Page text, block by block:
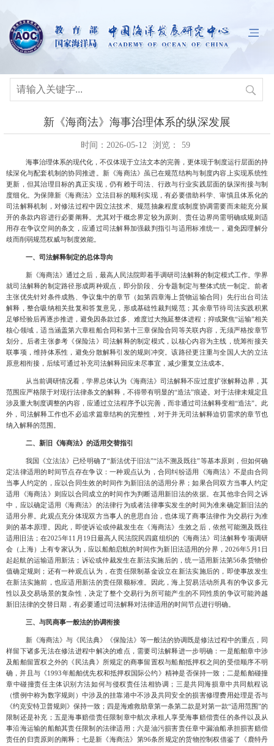
新《海商法》海事治理体系的纵深发展
时间：2026-05-12 浏览： 59
海事治理体系的现代化，不仅体现于立法文本的完善，更体现于制度运行层面的持
续深化与配套机制的协同推进。新《海商法》虽已在规范结构与制度内容上实现系统性
更新，但其治理目标的真正实现，仍有赖于司法、行政与行业实践层面的纵深衔接与制
度细化。为保障新《海商法》立法目标的顺利实现，有必要借助科学、审慎且体系化的
司法解释机制，对修法过程中因立法技术、规范抽象程度或制度协调需要而未能充分展
开的条款内容进行必要阐释。尤其对于概念界定较为原则、责任边界尚需明确或规则适
用存在争议空间的条文，应通过司法解释加强裁判指引与适用标准统一，避免因理解分
歧而削弱规范权威与制度效能。
一、司法解释制定的总体导向
新《海商法》通过之后，最高人民法院即着手调研司法解释的制定模式工作。学界
就司法解释的制定路径形成两种观点，即分阶段、分专题制定与整体式统一制定。前者
主张优先针对条件成熟、争议集中的章节（如第四章海上货物运输合同）先行出台司法
解释，整合吸纳相关批复和答复意见，形成基础性裁判规范；其余章节待司法实践积累
足够经验后再逐步推进，避免因条款过多、难度过大拖延整体进程；抑或聚焦“运输”相关
核心领域，适当涵盖第六章租船合同和第十三章保险合同等关联内容，无须严格按章节
划分。后者主张参考《保险法》司法解释的制定模式，以核心内容为主线，统筹衔接关
联事项，维持体系性，避免分散解释引发的规则冲突。该路径更注重与全国人大的立法
原意相衔接，后续可通过补充司法解释回应未尽事宜，减少重复立法成本。
从当前调研情况看，学界总体认为《海商法》司法解释不应过度扩张解释边界，其
范围应严格限于对现行法律条文的解释，不得带有明显的“造法”痕迹。对于法律未规定且
涉及重大制度调整的内容，应通过立法程序予以完善，而非通过司法解释变相“造法”。此
外，司法解释工作也不必追求篇章结构的完整性，对于并无司法解释迫切需求的章节也
纳入解释的范围。
二、新旧《海商法》的适用交替指引
我国《立法法》已经明确了“新法优于旧法”“法不溯及既往”等基本原则，但如何确
定法律适用的时间节点存在争议：一种观点认为，合同纠纷适用《海商法》不是由合同
当事人约定的，应以合同生效的时间作为新旧法的适用分界；如果合同双方当事人约定
适用《海商法》则应以合同成立的时间作为判断适用新旧法的依据。在其他非合同之诉
中，应以确定适用《海商法》的法律行为或者法律事实发生的时间为准来确定新旧法的
适用分界。此观点充分体现双方当事人的意思自治，也体现了商事法律作为交易行为准
则的基本原理。因此，即使诉讼或仲裁发生在《海商法》生效之后，依然可能溯及既往
适用旧法；在2025年11月19日最高人民法院民四庭组织的《海商法》司法解释专项调研
会（上海）上有专家认为，应以船舶启航的时间作为新旧法适用的分界，2026年5月1日
起起航的运输适用新法；诉讼或仲裁发生在新法实施后的，统一适用新法第56条货物价
值确定规则；还有一种观点认为，在责任限制基金设立在新法实施后的，即使事故发生
在新法实施前，也应适用新法的责任限额标准。因此，海上贸易活动所具有的争议多元
性以及交易场景的复杂性，决定了整个交易行为所可能产生的不同性质的争议可能跨越
新旧法律的交替日期，有必要通过司法解释对法律适用的时间节点进行明确。
三、与民商事一般法的协调衔接
新《海商法》与《民法典》《保险法》等一般法的协调既是修法过程中的重点，同
样留下诸多无法在修法进程中解决的难点，需要司法解释进一步明确：一是船舶章中涉
及船舶留置权之外的《民法典》所规定的商事留置权与船舶抵押权之间的受偿顺序不明
确，并且与《1993年船舶优先权和抵押权国际公约》精神是否保持一致；二是船舶碰撞
章中碰撞责任主体识别方法如何与侵权责任法相协调；三是共同海损章中共同航程说
（惯例中称为数字规则）中涉及的挂靠港中不涉及共同安全的损害修理费用处理是否与
《约克安特卫普规则》保持一致；四是海难救助章第一条第二款是对第一款“适用范围”的
限制还是补充；五是海事赔偿责任限制章中航次承租人享受海事赔偿责任的条件以及从
事沿海运输的船舶其责任限制的法律适用；六是油污损害责任章中漏油船承担损害赔偿
责任的归责原则的阐释；七是新《海商法》第96条所规定的货物控制权借鉴了《鹿特丹